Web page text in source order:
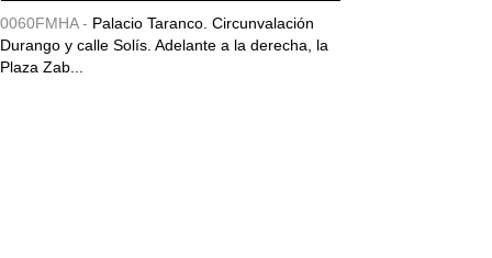
0060FMHA - Palacio Taranco. Circunvalación
Durango y calle Solís. Adelante a la derecha, la
Plaza Zab...